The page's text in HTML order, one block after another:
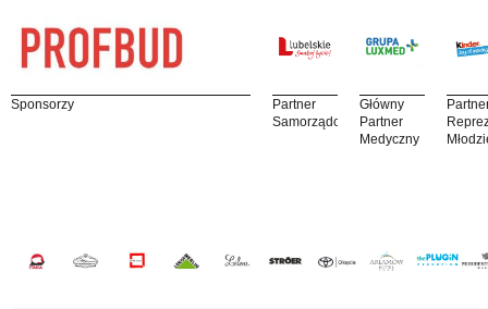
Sponsorzy
Partner
Samorządowy
Główny
Partner
Medyczny